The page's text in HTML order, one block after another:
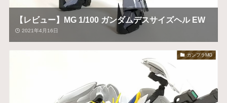
【レビュー】MG 1/100 ガンダムデスサイズヘル EW
2021年4月16日
ガンプラMG